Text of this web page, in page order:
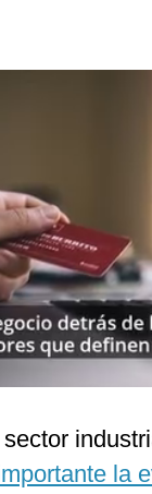
la